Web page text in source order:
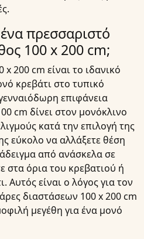
πρεσσαριστό
100 x 200 cm;
200 cm είναι το ιδανικό
κρεβάτι στο τυπικό
επιφάνεια
cm δίνει στον μονόκλινο
κατά την επιλογή της
εύκολο να αλλάξετε θέση
από ανάσκελα σε
στα όρια του κρεβατιού ή
Αυτός είναι ο λόγος για τον
διαστάσεων 100 x 200 cm
μεγέθη για ένα μονό